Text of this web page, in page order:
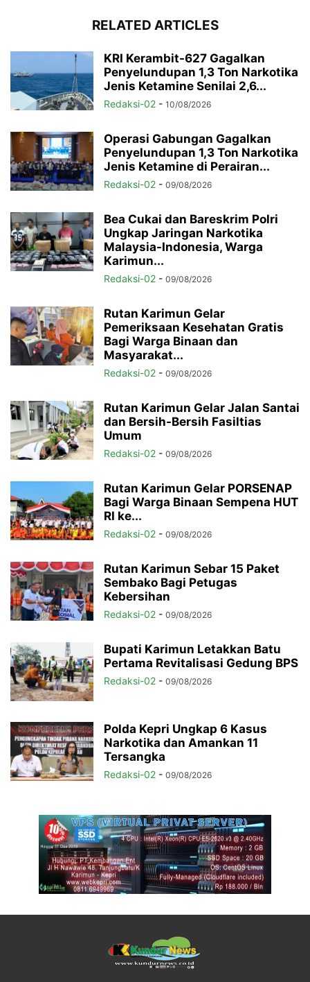
RELATED ARTICLES
KRI Kerambit-627 Gagalkan
Penyelundupan 1,3 Ton Narkotika
Jenis Ketamine Senilai 2,6...
Redaksi-02 - 10/08/2026
Operasi Gabungan Gagalkan
Penyelundupan 1,3 Ton Narkotika
Jenis Ketamine di Perairan...
Redaksi-02 - 09/08/2026
Bea Cukai dan Bareskrim Polri
Ungkap Jaringan Narkotika
Malaysia-Indonesia, Warga
Karimun...
Redaksi-02 - 09/08/2026
Rutan Karimun Gelar
Pemeriksaan Kesehatan Gratis
Bagi Warga Binaan dan
Masyarakat...
Redaksi-02 - 09/08/2026
Rutan Karimun Gelar Jalan Santai
dan Bersih-Bersih Fasiltias
Umum
Redaksi-02 - 09/08/2026
Rutan Karimun Gelar PORSENAP
Bagi Warga Binaan Sempena HUT
RI ke...
Redaksi-02 - 09/08/2026
Rutan Karimun Sebar 15 Paket
Sembako Bagi Petugas
Kebersihan
Redaksi-02 - 09/08/2026
Bupati Karimun Letakkan Batu
Pertama Revitalisasi Gedung BPS
Redaksi-02 - 09/08/2026
Polda Kepri Ungkap 6 Kasus
Narkotika dan Amankan 11
Tersangka
Redaksi-02 - 09/08/2026